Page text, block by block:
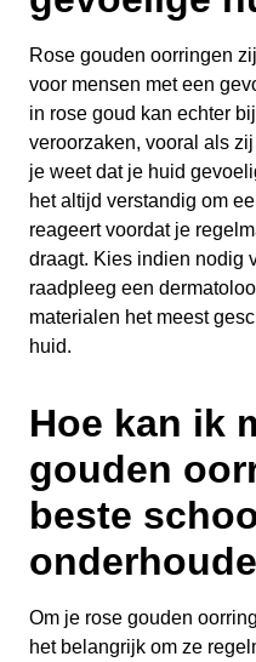
Rose gouden oorringen
voor mensen met een
in rose goud kan echter
veroorzaken, vooral als
je weet dat je huid
het altijd verstandig om
reageert voordat je
draagt. Kies indien nodig
raadpleeg een
materialen het meest
huid.
Hoe kan ik
gouden
beste
Om je rose gouden
het belangrijk om ze